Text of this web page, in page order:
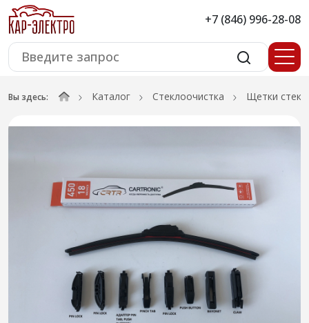
+7 (846) 996-28-08
Вы здесь: Каталог Стеклоочистка Щетки